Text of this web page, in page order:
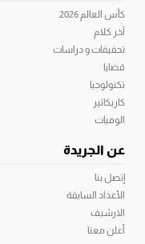
كأس العالم 2026
آخر كلام
تحقيقات و دراسات
قضايا
تكنولوجيا
كاريكاتير
الوفيات
عن الجريدة
إتصل بنا
الأعداد السابقة
الارشيف
أعلن معنا